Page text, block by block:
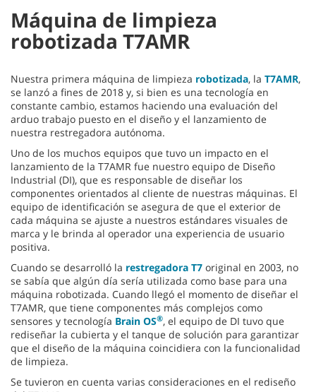
Máquina de limpieza
robotizada T7AMR
Nuestra primera máquina de limpieza robotizada, la T7AMR,
se lanzó a fines de 2018 y, si bien es una tecnología en
constante cambio, estamos haciendo una evaluación del
arduo trabajo puesto en el diseño y el lanzamiento de
nuestra restregadora autónoma.
Uno de los muchos equipos que tuvo un impacto en el
lanzamiento de la T7AMR fue nuestro equipo de Diseño
Industrial (DI), que es responsable de diseñar los
componentes orientados al cliente de nuestras máquinas. El
equipo de identificación se asegura de que el exterior de
cada máquina se ajuste a nuestros estándares visuales de
marca y le brinda al operador una experiencia de usuario
positiva.
Cuando se desarrolló la restregadora T7 original en 2003, no
se sabía que algún día sería utilizada como base para una
máquina robotizada. Cuando llegó el momento de diseñar el
T7AMR, que tiene componentes más complejos como
sensores y tecnología Brain OS®, el equipo de DI tuvo que
rediseñar la cubierta y el tanque de solución para garantizar
que el diseño de la máquina coincidiera con la funcionalidad
de limpieza.
Se tuvieron en cuenta varias consideraciones en el rediseño